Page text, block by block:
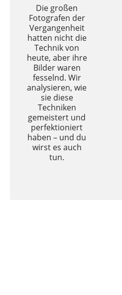
Die großen
Fotografen der
Vergangenheit
hatten nicht die
Technik von
heute, aber ihre
Bilder waren
fesselnd. Wir
analysieren, wie
sie diese
Techniken
gemeistert und
perfektioniert
haben – und du
wirst es auch
tun.